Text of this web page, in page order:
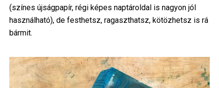
(színes újságpapír, régi képes naptároldal is nagyon jól
használható), de festhetsz, ragaszthatsz, kötözhetsz is rá
bármit.
Image